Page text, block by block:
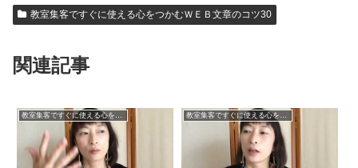
教室集客ですぐに使える心をつかむＷＥＢ文章のコツ30
関連記事
教室集客ですぐに使える心をつかむＷＥＢ文章のコツ30 教室集客ですぐに使える心をつかむＷＥＢ文章のコツ30